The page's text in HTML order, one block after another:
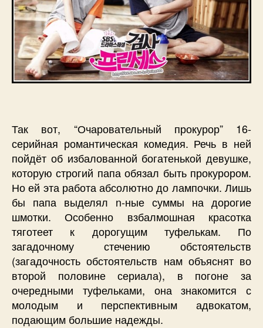
Так вот, “Очаровательный прокурор” 16-
серийная романтическая комедия. Речь в ней
пойдёт об избалованной богатенькой девушке,
которую строгий папа обязал быть прокурором.
Но ей эта работа абсолютно до лампочки. Лишь
бы папа выделял n-ные суммы на дорогие
шмотки. Особенно взбалмошная красотка
тяготеет к дорогущим туфелькам. По
загадочному стечению обстоятельств
(загадочность обстоятельств нам объяснят во
второй половине сериала), в погоне за
очередными туфельками, она знакомится с
молодым и перспективным адвокатом,
подающим большие надежды.